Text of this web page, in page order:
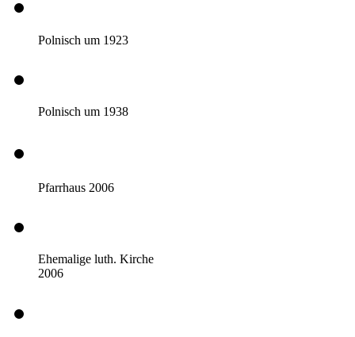
Polnisch um 1923
Polnisch um 1938
Pfarrhaus 2006
Ehemalige luth. Kirche
2006